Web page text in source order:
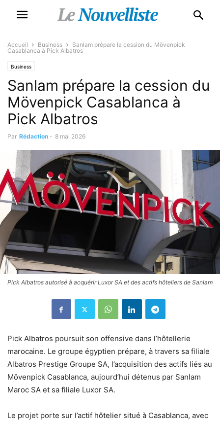
Accueil Business
Sanlam prépare la cession du Mövenpick
Casablanca à Pick Albatros
Business
Sanlam prépare la cession du
Mövenpick Casablanca à
Pick Albatros
Par Rédaction - 8 mai 2026
Pick Albatros autorisé à acquérir Luxor SA et des actifs hôteliers de Sanlam
Pick Albatros poursuit son offensive dans l’hôtellerie
marocaine. Le groupe égyptien prépare, à travers sa filiale
Albatros Prestige Groupe SA, l’acquisition des actifs liés au
Mövenpick Casablanca, aujourd’hui détenus par Sanlam
Maroc SA et sa filiale Luxor SA.
Le projet porte sur l’actif hôtelier situé à Casablanca, avec